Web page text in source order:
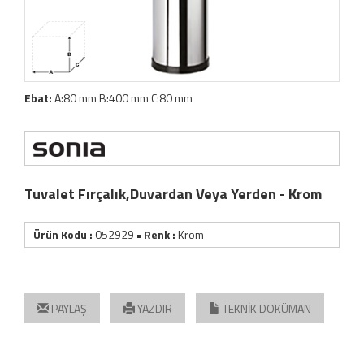
Ebat:A:80 mm B:400 mm C:80 mm
Tuvalet Fırçalık,Duvardan Veya Yerden - Krom
Ürün Kodu : 052929 • Renk :Krom
PAYLAŞ YAZDIR TEKNİK DOKÜMAN